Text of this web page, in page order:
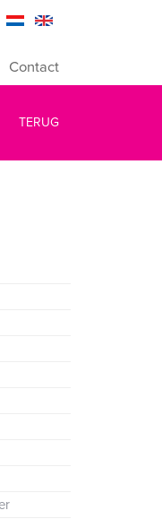
Contact
TERUG